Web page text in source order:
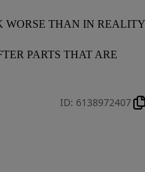
WORSE THAN IN REALITY
PARTS THAT ARE
ID: 6138972407